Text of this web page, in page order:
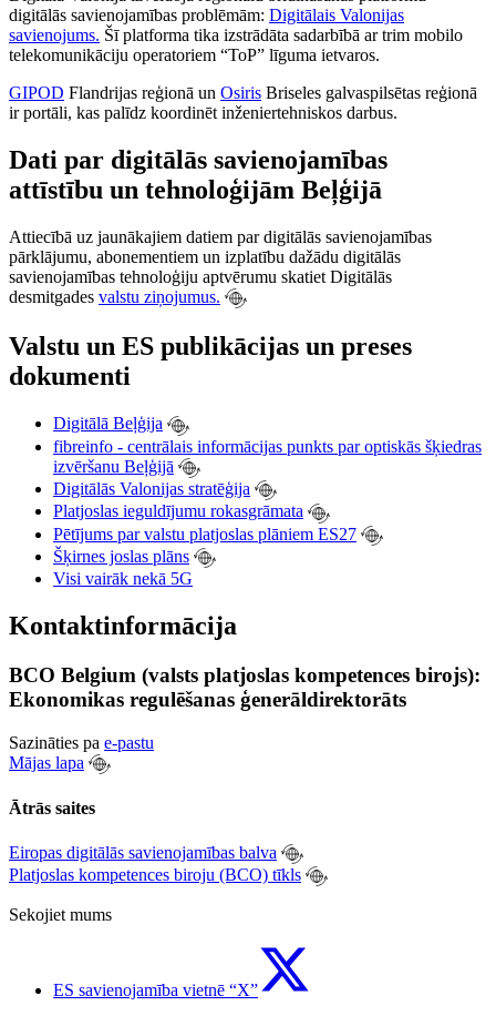
digitālās savienojamības problēmām: Digitālais Valonijas
savienojums. Šī platforma tika izstrādāta sadarbībā ar trim mobilo
telekomunikāciju operatoriem “ToP” līguma ietvaros.
GIPOD Flandrijas reģionā un Osiris Briseles galvaspilsētas reģionā
ir portāli, kas palīdz koordinēt inženiertehniskos darbus.
Dati par digitālās savienojamības
attīstību un tehnoloģijām Beļģijā
Attiecībā uz jaunākajiem datiem par digitālās savienojamības
pārklājumu, abonementiem un izplatību dažādu digitālās
savienojamības tehnoloģiju aptvērumu skatiet Digitālās
desmitgades valstu ziņojumus.
Valstu un ES publikācijas un preses
dokumenti
Digitālā Beļģija
fibreinfo - centrālais informācijas punkts par optiskās šķiedras
izvēršanu Beļģijā
Digitālās Valonijas stratēģija
Platjoslas ieguldījumu rokasgrāmata
Pētījums par valstu platjoslas plāniem ES27
Šķirnes joslas plāns
Visi vairāk nekā 5G
Kontaktinformācija
BCO Belgium (valsts platjoslas kompetences birojs):
Ekonomikas regulēšanas ģenerāldirektorāts
Sazināties pa e-pastu
Mājas lapa
Ātrās saites
Eiropas digitālās savienojamības balva
Platjoslas kompetences biroju (BCO) tīkls
Sekojiet mums
ES savienojamība vietnē “X”